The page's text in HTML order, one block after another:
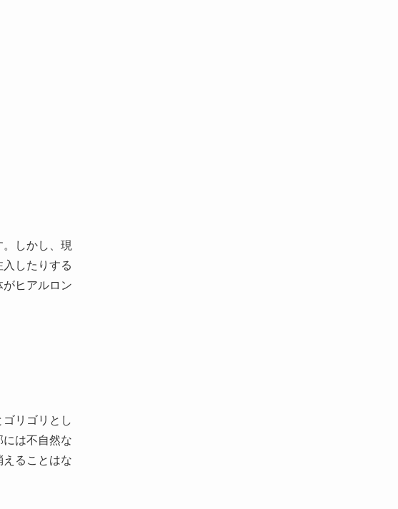
しかし、現
したりする
ヒアルロン
リゴリとし
は不自然な
ることはな